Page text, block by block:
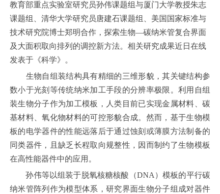
教育部重点实验室研究员孙伟课题组与厦门大学教授朱志
课题组、清华大学研究员唐建石课题组、美国国家标准与
技术研究院博士郑明合作，探索生物—碳纳米管复合界面
及大面积取向排列的调控新方法。相关研究成果近日在线
发表于《科学》。
生物自组装结构具有精细的三维形貌，其关键结构参
数小于光刻等传统纳米加工手段的分辨率极限。利用自组
装生物分子作为加工模板，人类目前已实现金属材料、碳
基材料、氧化物材料的可控形貌合成。然而，基于生物模
板的电学器件的性能远落后于通过蚀刻或薄膜方法制备的
同类器件，且缺乏长程取向规整性，因而制约了生物模板
在高性能器件中的应用。
孙伟等以组装于脱氧核糖核酸（DNA）模板的平行碳
纳米管阵列作为模型体系，研究界面生物分子组成对器件